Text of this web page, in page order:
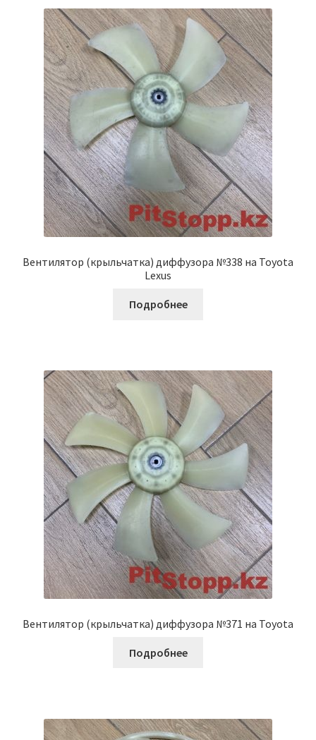
Вентилятор (крыльчатка) диффузора №338 на Toyota
Lexus
Подробнее
Вентилятор (крыльчатка) диффузора №371 на Toyota
Подробнее